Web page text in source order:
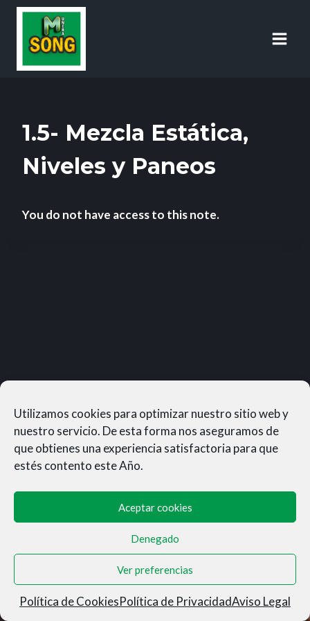
Utilizamos cookies para optimizar nuestro sitio web y
nuestro servicio. De esta forma nos aseguramos de
que obtienes una experiencia satisfactoria para que
estés contento este Año.
Aceptar cookies
Denegado
Ver preferencias
Política de CookiesPolítica de PrivacidadAviso Legal
1.5- Mezcla Estática,
Niveles y Paneos
You do not have access to this note.
MUNERASONG®- © 2026
Aviso Legal|Privacidad|Condiciones de Venta|
Cookies